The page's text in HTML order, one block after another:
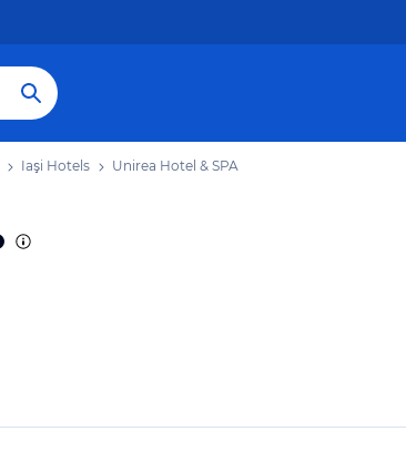
Iaşi Hotels Unirea Hotel & SPA